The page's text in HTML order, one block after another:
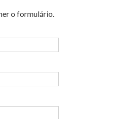
o formulário.